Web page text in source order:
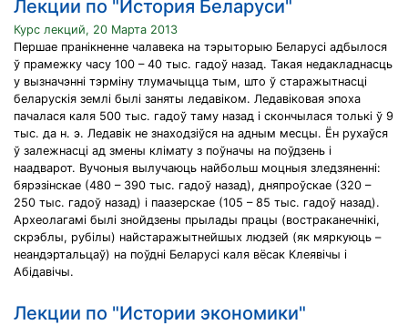
Лекции по "История Беларуси"
Курс лекций, 20 Марта 2013
Першае пранікненне чалавека на тэрыторыю Беларусі адбылося
ў прамежку часу 100 – 40 тыс. гадоў назад. Такая недакладнасць
у вызначэнні тэрміну тлумачыцца тым, што ў старажытнасці
беларускія землі былі заняты ледавіком. Ледавіковая эпоха
пачалася каля 500 тыс. гадоў таму назад і скончылася толькі ў 9
тыс. да н. э. Ледавік не знаходзіўся на адным месцы. Ён рухаўся
ў залежнасці ад змены клімату з поўначы на поўдзень і
наадварот. Вучоныя вылучаюць найбольш моцныя зледзяненні:
бярэзінскае (480 – 390 тыс. гадоў назад), дняпроўскае (320 –
250 тыс. гадоў назад) і паазерскае (105 – 85 тыс. гадоў назад).
Археолагамі былі знойдзены прылады працы (востраканечнікі,
скрэблы, рубілы) найстаражытнейшых людзей (як мяркуюць –
неандэртальцаў) на поўдні Беларусі каля вёсак Клеявічы і
Абідавічы.
Лекции по "Истории экономики"